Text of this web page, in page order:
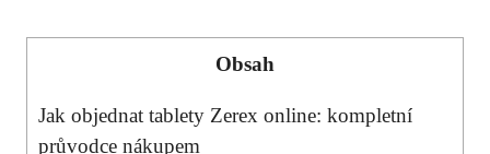
Obsah
Jak objednat tablety Zerex online: kompletní
průvodce nákupem